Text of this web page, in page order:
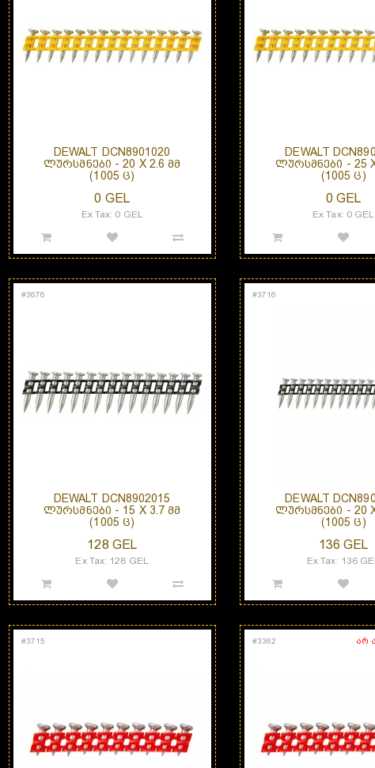
DEWALT DCN8901020
ᲚᲣᲠᲡᲛᲜᲔᲑᲘ - 20 X 2.6 ᲛᲛ
(1005 Ც)
0 GEL
Ex Tax: 0 GEL
DEWALT
ᲚᲣᲠᲡᲛᲜᲔᲑᲘ - 25
(1005 Ც)
0 GEL
Ex Tax: 0 GEL
#3676
DEWALT DCN8902015
ᲚᲣᲠᲡᲛᲜᲔᲑᲘ - 15 X 3.7 ᲛᲛ
(1005 Ც)
128 GEL
Ex Tax: 128 GEL
#3716
DEWALT
ᲚᲣᲠᲡᲛᲜᲔᲑᲘ - 20
(1005 Ც)
136 GEL
Ex Tax: 136
#3715 არ
#3362